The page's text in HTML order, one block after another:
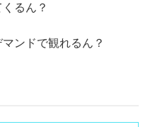
るん？
ンドで観れるん？